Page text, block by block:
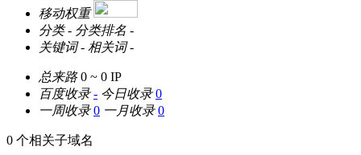
移动权重
分类 - 分类排名 -
关键词 - 相关词 -
总来路 0 ~ 0 IP
百度收录 - 今日收录 0
一周收录 0 一月收录 0
0 个相关子域名